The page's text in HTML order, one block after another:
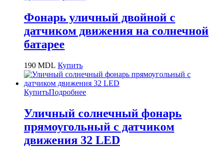
Фонарь уличный двойной с
датчиком движения на солнечной
батарее
190 MDL Купить
КупитьПодробнее
Уличный солнечный фонарь
прямоугольный с датчиком
движения 32 LED